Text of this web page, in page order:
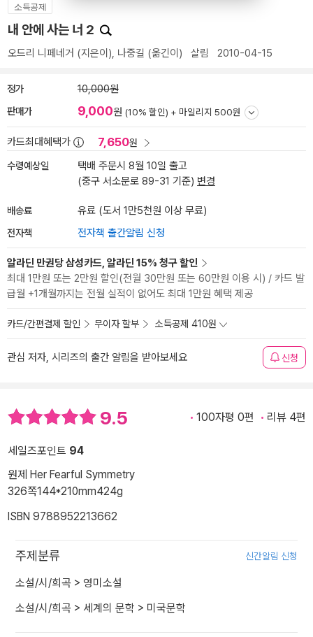
소득공제
내 안에 사는 너 2
오드리 니페네거 (지은이), 나중길 (옮긴이) 살림 2010-04-15
정가 10,000원
판매가 9,000원 (10% 할인) + 마일리지 500원
카드최대혜택가 7,650원
수령예상일
택배 주문시 8월 10일 출고
(중구 서소문로 89-31 기준) 변경
배송료 유료 (도서 1만5천원 이상 무료)
전자책 전자책 출간알림 신청
알라딘 만권당 삼성카드, 알라딘 15% 청구 할인
최대 1만원 또는 2만원 할인(전월 30만원 또는 60만원 이용 시) / 카드 발
급월 +1개월까지는 전월 실적이 없어도 최대 1만원 혜택 제공
카드/간편결제 할인 무이자 할부 소득공제 410원
관심 저자, 시리즈의 출간 알림을 받아보세요 신청
9.5 100자평 0편 리뷰 4편
세일즈포인트 94
원제 Her Fearful Symmetry
326쪽144*210mm424g
ISBN 9788952213662
주제분류 신간알림 신청
소설/시/희곡 > 영미소설
소설/시/희곡 > 세계의 문학 > 미국문학